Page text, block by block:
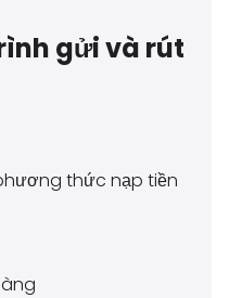
gửi và rút
thức nạp tiền